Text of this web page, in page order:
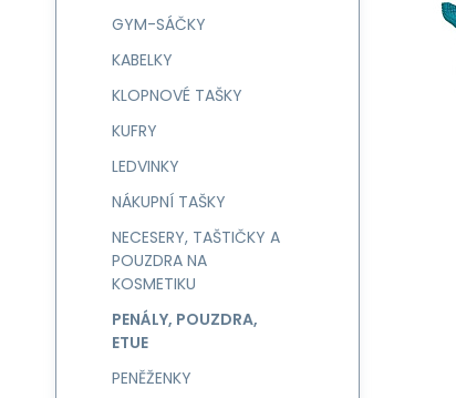
GYM-SÁČKY
KABELKY
KLOPNOVÉ TAŠKY
KUFRY
LEDVINKY
NÁKUPNÍ TAŠKY
NECESERY, TAŠTIČKY A
POUZDRA NA
KOSMETIKU
PENÁLY, POUZDRA,
ETUE
PENĚŽENKY